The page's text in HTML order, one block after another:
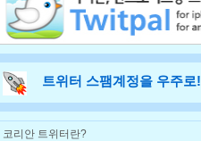
트위터 스팸계정을 우주로!
코리안 트위터란?